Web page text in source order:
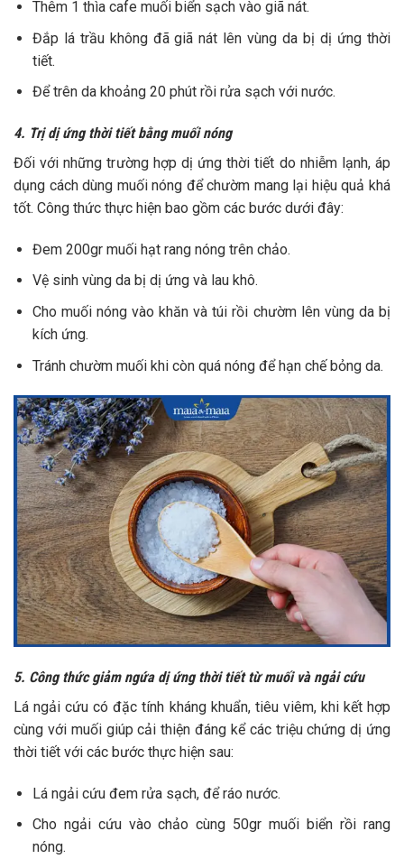
Thêm 1 thìa cafe muối biển sạch vào giã nát.
Đắp lá trầu không đã giã nát lên vùng da bị dị ứng thời
tiết.
Để trên da khoảng 20 phút rồi rửa sạch với nước.
4. Trị dị ứng thời tiết bằng muối nóng
Đối với những trường hợp dị ứng thời tiết do nhiễm lạnh, áp
dụng cách dùng muối nóng để chườm mang lại hiệu quả khá
tốt. Công thức thực hiện bao gồm các bước dưới đây:
Đem 200gr muối hạt rang nóng trên chảo.
Vệ sinh vùng da bị dị ứng và lau khô.
Cho muối nóng vào khăn và túi rồi chườm lên vùng da bị
kích ứng.
Tránh chườm muối khi còn quá nóng để hạn chế bỏng da.
5. Công thức giảm ngứa dị ứng thời tiết từ muối và ngải cứu
Lá ngải cứu có đặc tính kháng khuẩn, tiêu viêm, khi kết hợp
cùng với muối giúp cải thiện đáng kể các triệu chứng dị ứng
thời tiết với các bước thực hiện sau:
Lá ngải cứu đem rửa sạch, để ráo nước.
Cho ngải cứu vào chảo cùng 50gr muối biển rồi rang
nóng.